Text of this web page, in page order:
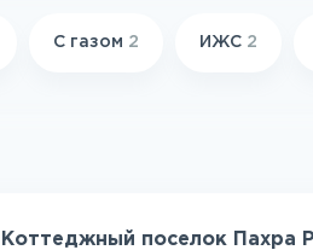
С газом 2 ИЖС 2
Коттеджный поселок Пахра